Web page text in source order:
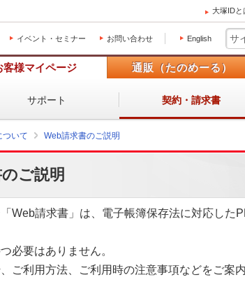
大塚IDと
イベント・セミナー お問い合わせ English
客様マイページ 通販（たのめーる）
サポート 契約・請求書
ついて Web請求書のご説明
ご説明
Web請求書」は、電子帳簿保存法に対応した
必要はありません。
ご利用方法、ご利用時の注意事項などをご案